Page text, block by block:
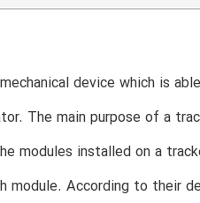
device which is
The main purpose of a
modules installed on a
module. According to their